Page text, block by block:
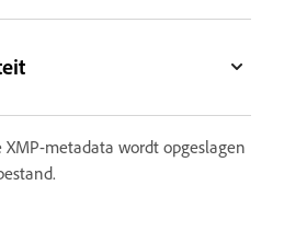
metadata wordt opgeslagen